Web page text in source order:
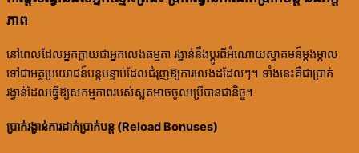
ភាព
នៅពេលដែលអ្នកក្លាយជាអ្នកលេងធម្មតា រង្វាន់នឹងប្តូរពីអំណោយស្វាគមន៍ម្តងម្កាល
ទៅជាអត្ថប្រយោជន៍បន្តបន្ទាប់ដែលជំរុញឱ្យការលេងដដែលៗ។ ទាំងនេះគឺជាប្រាក់
រង្វាន់ដែលធ្វើឱ្យសកម្មភាពរបស់ស្លតអាចចូលប្រើបានជានិច្ច។
ប្រាក់រង្វាន់ការដាក់ប្រាក់បន្ត (Reload Bonuses)